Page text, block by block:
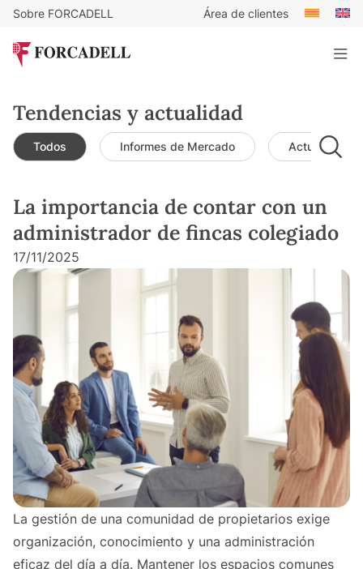
Sobre FORCADELL Área de clientes
Tendencias y actualidad
Todos Informes de Mercado Actualidad
La importancia de contar con un
administrador de fincas colegiado
17/11/2025
La gestión de una comunidad de propietarios exige
organización, conocimiento y una administración
eficaz del día a día. Mantener los espacios comunes